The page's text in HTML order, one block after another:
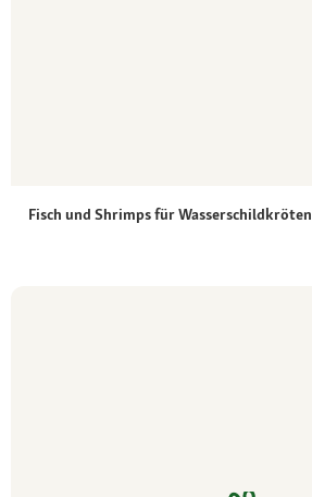
Fisch und Shrimps für Wasserschildkröten